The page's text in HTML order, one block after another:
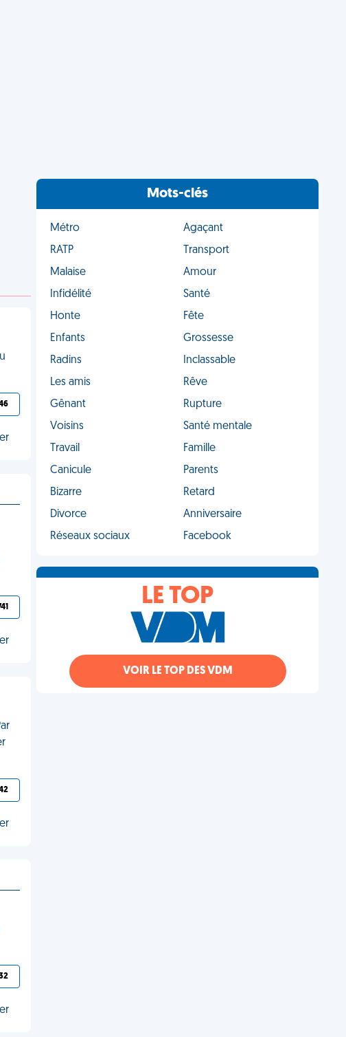
Mots-clés
Métro
Agaçant
RATP
Transport
Malaise
Amour
Infidélité
Santé
Honte
Fête
Enfants
Grossesse
Radins
Inclassable
Les amis
Rêve
Gênant
Rupture
Voisins
Santé mentale
Travail
Famille
Canicule
Parents
Bizarre
Retard
Divorce
Anniversaire
Réseaux sociaux
Facebook
LE TOP
VOIR LE TOP DES VDM